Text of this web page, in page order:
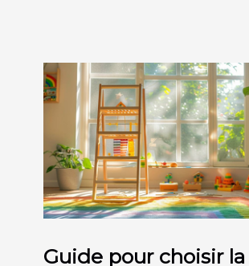
Guide pour choisir